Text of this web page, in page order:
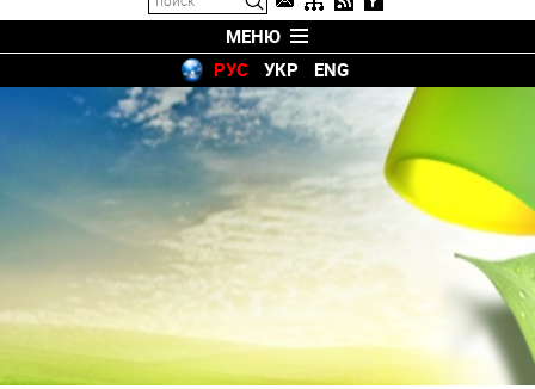
МЕНЮ
РУС
УКР ENG